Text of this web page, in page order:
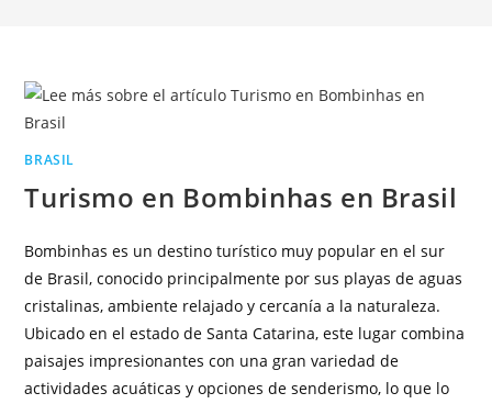
BRASIL
Turismo en Bombinhas en Brasil
Bombinhas es un destino turístico muy popular en el sur
de Brasil, conocido principalmente por sus playas de aguas
cristalinas, ambiente relajado y cercanía a la naturaleza.
Ubicado en el estado de Santa Catarina, este lugar combina
paisajes impresionantes con una gran variedad de
actividades acuáticas y opciones de senderismo, lo que lo